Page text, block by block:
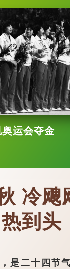
运会夺金
冷飕
到头
二十四节气